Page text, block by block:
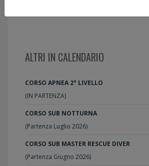
ALTRI IN CALENDARIO
CORSO APNEA 2° LIVELLO
(IN PARTENZA)
CORSO SUB NOTTURNA
(Partenza Luglio 2026)
CORSO SUB MASTER RESCUE DIVER
(Partenza Giugno 2026)